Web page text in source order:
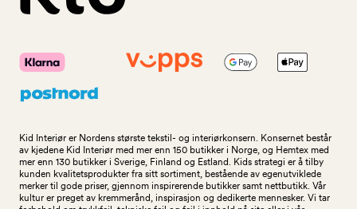
Kid Interiør er Nordens største tekstil- og interiørkonsern. Konsernet består
av kjedene Kid Interiør med mer enn 150 butikker i Norge, og Hemtex med
mer enn 130 butikker i Sverige, Finland og Estland. Kids strategi er å tilby
kunden kvalitetsprodukter fra sitt sortiment, bestående av egenutviklede
merker til gode priser, gjennom inspirerende butikker samt nettbutikk. Vår
kultur er preget av kremmerånd, inspirasjon og dedikerte mennesker. Vi tar